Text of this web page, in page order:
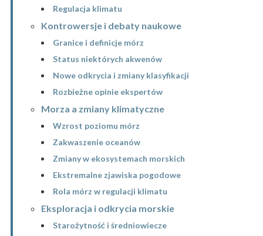
Regulacja klimatu
Kontrowersje i debaty naukowe
Granice i definicje mórz
Status niektórych akwenów
Nowe odkrycia i zmiany klasyfikacji
Rozbieżne opinie ekspertów
Morza a zmiany klimatyczne
Wzrost poziomu mórz
Zakwaszenie oceanów
Zmiany w ekosystemach morskich
Ekstremalne zjawiska pogodowe
Rola mórz w regulacji klimatu
Eksploracja i odkrycia morskie
Starożytność i średniowiecze